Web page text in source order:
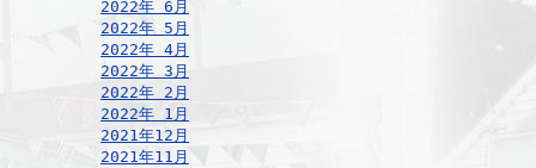
2022年 6月
2022年 5月
2022年 4月
2022年 3月
2022年 2月
2022年 1月
2021年12月
2021年11月